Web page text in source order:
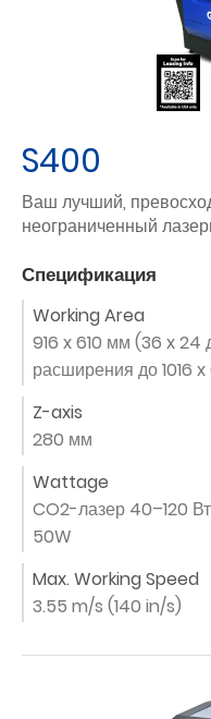
S400
Ваш лучший,
неограниченный
Спецификация
Working Area
916 x 610 мм (36 x
расширения до 1016
Z-axis
280 мм
Wattage
CO2-лазер 40–120
50W
Max. Working Speed
3.55 m/s (140 in/s)